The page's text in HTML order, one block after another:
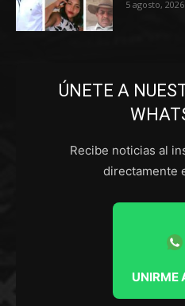
5 agosto, 2026
ÚNETE A
Recibe noticias al
directamente
UNIRME